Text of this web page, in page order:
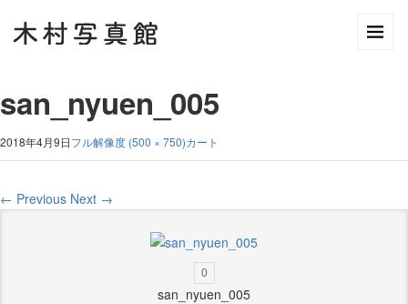
san_nyuen_005
2018年4月9日フル解像度 (500 × 750)カート
← Previous Next →
0
san_nyuen_005